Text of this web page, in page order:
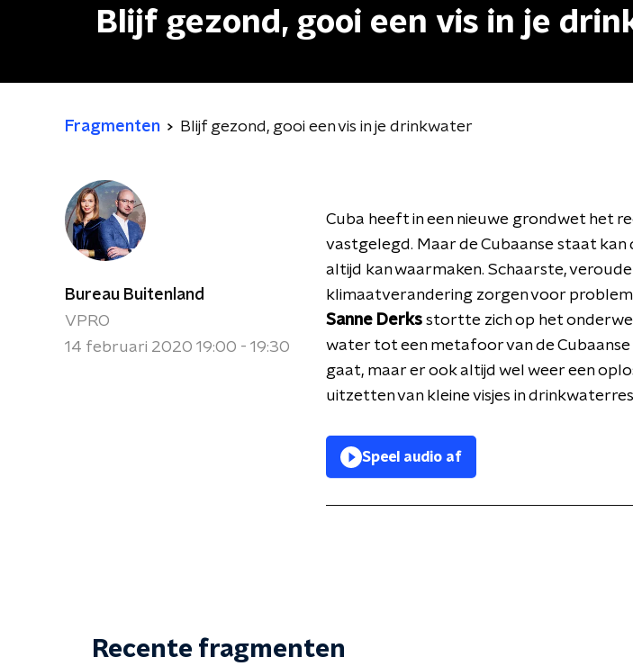
Blijf gezond, gooi een vis in je
Fragmenten Blijf gezond, gooi een vis in je drinkwater
Bureau Buitenland
VPRO
14 februari 2020 19:00 - 19:30
Cuba heeft in een nieuwe grondwet het
vastgelegd. Maar de Cubaanse staat
altijd kan waarmaken. Schaarste,
klimaatverandering zorgen voor
Sanne Derks stortte zich op het
water tot een metafoor van de
gaat, maar er ook altijd wel weer een
uitzetten van kleine visjes in
Speel audio af
Recente fragmenten